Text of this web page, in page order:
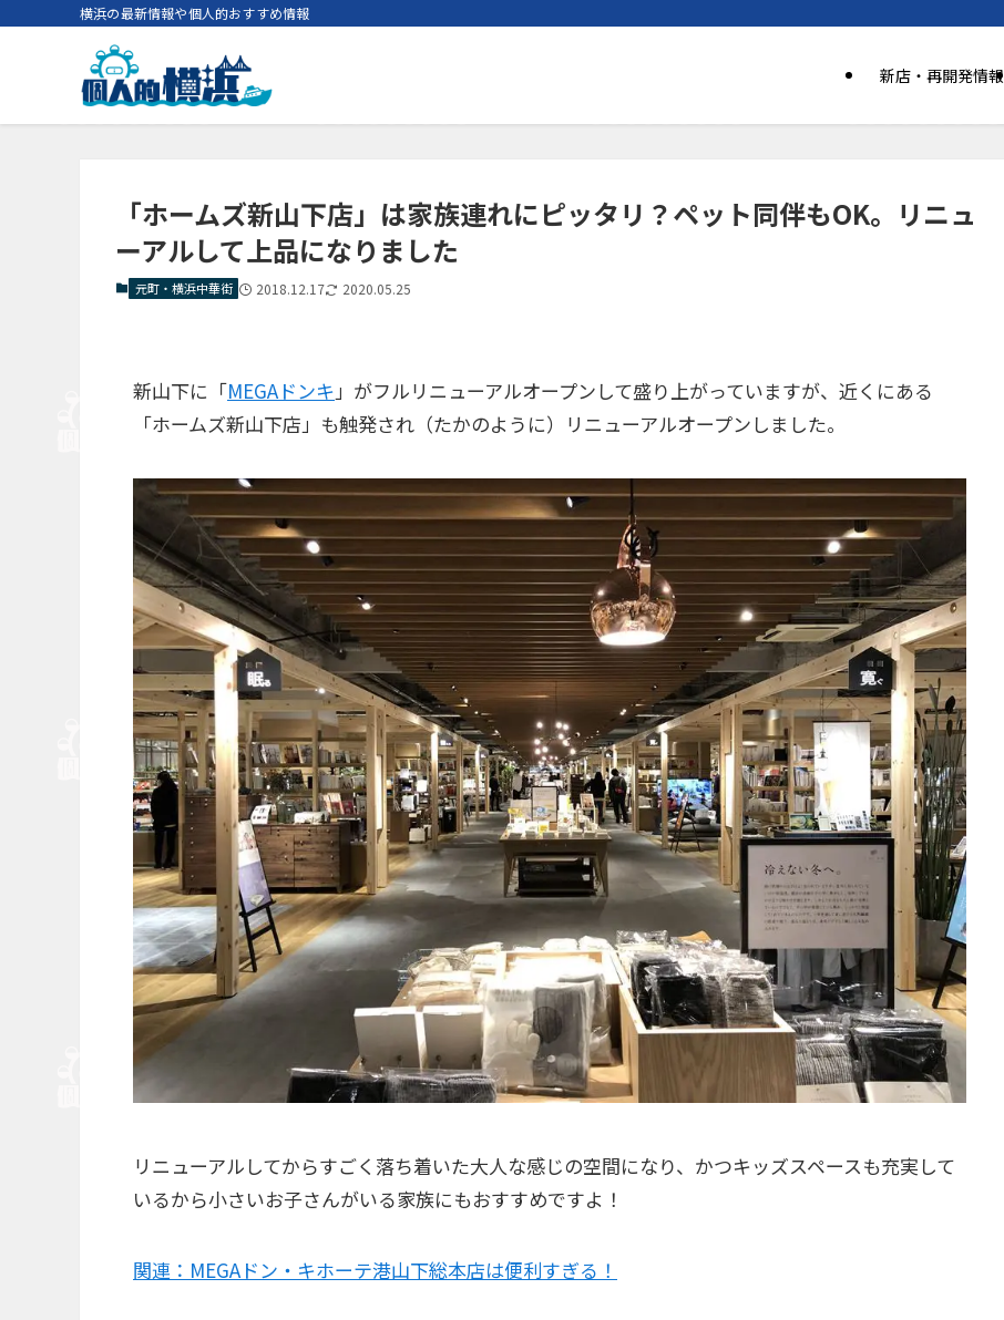
横浜の最新情報や個人的おすすめ情報
新店・再開発情報
「ホームズ新山下店」は家族連れにピッタリ？ペット同伴もOK。リニュ
ーアルして上品になりました
元町・横浜中華街 2018.12.17 2020.05.25
新山下に「MEGAドンキ」がフルリニューアルオープンして盛り上がっていますが、近くにある
「ホームズ新山下店」も触発され（たかのように）リニューアルオープンしました。
リニューアルしてからすごく落ち着いた大人な感じの空間になり、かつキッズスペースも充実して
いるから小さいお子さんがいる家族にもおすすめですよ！
関連：MEGAドン・キホーテ港山下総本店は便利すぎる！